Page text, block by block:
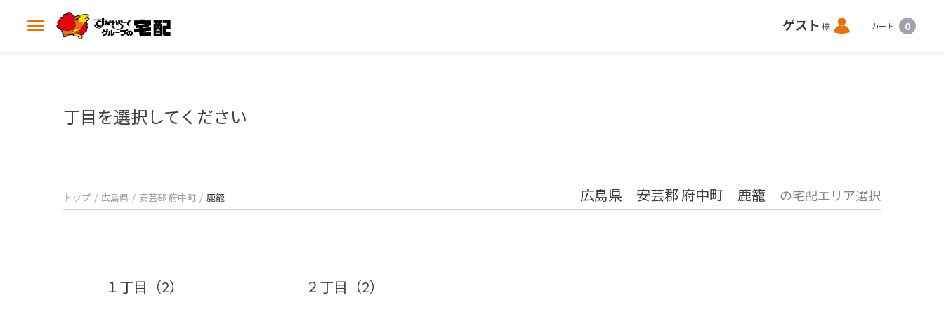
メ
ゲスト 様 ロ
グ
カート 0
丁目を選択してください
トップ 広島県 安芸郡 府中町 鹿籠 広島県 安芸郡 府中町 鹿籠 の宅配エリア選択
１丁目（2） ２丁目（2）